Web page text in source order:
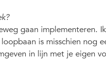
gaan implementeren.
is misschien nog
in lijn met je eigen